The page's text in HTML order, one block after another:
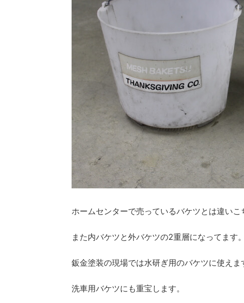
ホームセンターで売っているバケツとは違い
また内バケツと外バケツの2重層になってます。
鈑金塗装の現場では水研ぎ用のバケツに使えま
洗車用バケツにも重宝します。